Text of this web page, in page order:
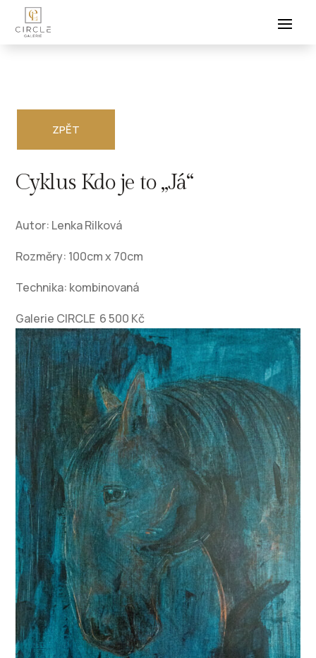
ZPĚT
Cyklus Kdo je to „Já“
Autor: Lenka Rilková
Rozměry: 100cm x 70cm
Technika: kombinovaná
Galerie CIRCLE 6 500 Kč